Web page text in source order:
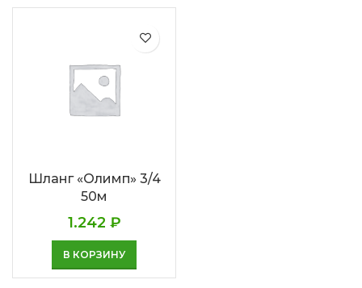
Шланг «Олимп» 3/4
50м
1.242 ₽
В КОРЗИНУ